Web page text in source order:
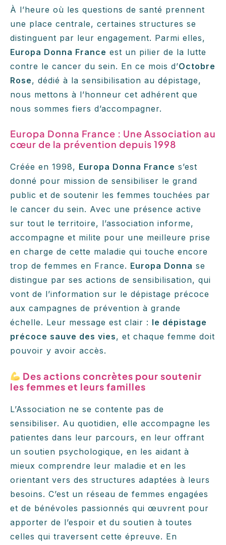
À l’heure où les questions de santé prennent
une place centrale, certaines structures se
distinguent par leur engagement. Parmi elles,
Europa Donna France est un pilier de la lutte
contre le cancer du sein. En ce mois d’Octobre
Rose, dédié à la sensibilisation au dépistage,
nous mettons à l’honneur cet adhérent que
nous sommes fiers d’accompagner.
Europa Donna France : Une Association au
cœur de la prévention depuis 1998
Créée en 1998, Europa Donna France s’est
donné pour mission de sensibiliser le grand
public et de soutenir les femmes touchées par
le cancer du sein. Avec une présence active
sur tout le territoire, l’association informe,
accompagne et milite pour une meilleure prise
en charge de cette maladie qui touche encore
trop de femmes en France. Europa Donna se
distingue par ses actions de sensibilisation, qui
vont de l’information sur le dépistage précoce
aux campagnes de prévention à grande
échelle. Leur message est clair : le dépistage
précoce sauve des vies, et chaque femme doit
pouvoir y avoir accès.
Des actions concrètes pour soutenir
les femmes et leurs familles
L’Association ne se contente pas de
sensibiliser. Au quotidien, elle accompagne les
patientes dans leur parcours, en leur offrant
un soutien psychologique, en les aidant à
mieux comprendre leur maladie et en les
orientant vers des structures adaptées à leurs
besoins. C’est un réseau de femmes engagées
et de bénévoles passionnés qui œuvrent pour
apporter de l’espoir et du soutien à toutes
celles qui traversent cette épreuve. En